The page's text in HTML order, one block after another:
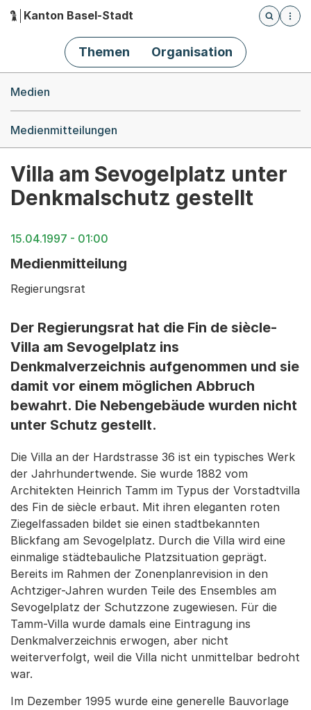
Hauptnavigation
Kanton Basel-Stadt
Öffnet
Themen Organisation
Medien
Medienmitteilungen
Villa am Sevogelplatz unter
Denkmalschutz gestellt
15.04.1997 - 01:00
Medienmitteilung
Regierungsrat
Der Regierungsrat hat die Fin de siècle-
Villa am Sevogelplatz ins
Denkmalverzeichnis aufgenommen und sie
damit vor einem möglichen Abbruch
bewahrt. Die Nebengebäude wurden nicht
unter Schutz gestellt.
Die Villa an der Hardstrasse 36 ist ein typisches Werk
der Jahrhundertwende. Sie wurde 1882 vom
Architekten Heinrich Tamm im Typus der Vorstadtvilla
des Fin de siècle erbaut. Mit ihren eleganten roten
Ziegelfassaden bildet sie einen stadtbekannten
Blickfang am Sevogelplatz. Durch die Villa wird eine
einmalige städtebauliche Platzsituation geprägt.
Bereits im Rahmen der Zonenplanrevision in den
Achtziger-Jahren wurden Teile des Ensembles am
Sevogelplatz der Schutzzone zugewiesen. Für die
Tamm-Villa wurde damals eine Eintragung ins
Denkmalverzeichnis erwogen, aber nicht
weiterverfolgt, weil die Villa nicht unmittelbar bedroht
war.
Im Dezember 1995 wurde eine generelle Bauvorlage